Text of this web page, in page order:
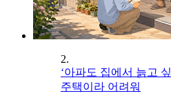
2.
‘아파도 집에서 늙고
주택이라 어려워